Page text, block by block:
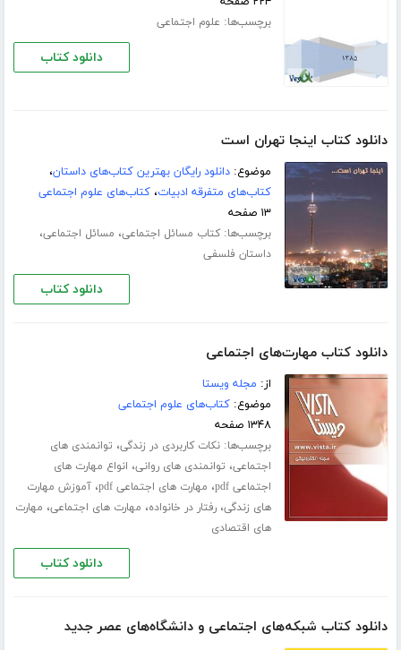
برچسب‌ها: علوم اجتماعی
دانلود کتاب
دانلود کتاب اینجا تهران است
موضوع:دانلود رایگان بهترین کتاب‌های داستان،
کتاب‌های متفرقه ادبیات،کتاب‌های علوم اجتماعی
۱۳ صفحه
برچسب‌ها:کتاب مسائل اجتماعی، مسائل اجتماعی،
داستان فلسفی
دانلود کتاب
دانلود کتاب مهارت‌های اجتماعی
از: مجله ویستا
موضوع:کتاب‌های علوم اجتماعی
۱۳۴۸ صفحه
برچسب‌ها:نکات کاربردی در زندگی، توانمندی های
اجتماعی، توانمندی های روانی، انواع مهارت های
اجتماعی pdf
، مهارت های اجتماعی pdf ،آموزش مهارت
های زندگی،رفتار در خانواده، مهارت های اجتماعی، مهارت
های اقتصادی
دانلود کتاب
دانلود کتاب شبکه‌های اجتماعی و دانشگاه‌های عصر جدید